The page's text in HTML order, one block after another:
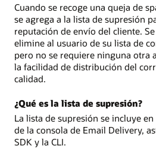
Cuando se recoge una queja de
se agrega a la lista de supresión
reputación de envío del cliente.
elimine al usuario de su lista de
pero no se requiere ninguna otra
la facilidad de distribución del
calidad.
¿Qué es la lista de supresión?
La lista de supresión se incluye
de la consola de Email Delivery,
SDK y la CLI.